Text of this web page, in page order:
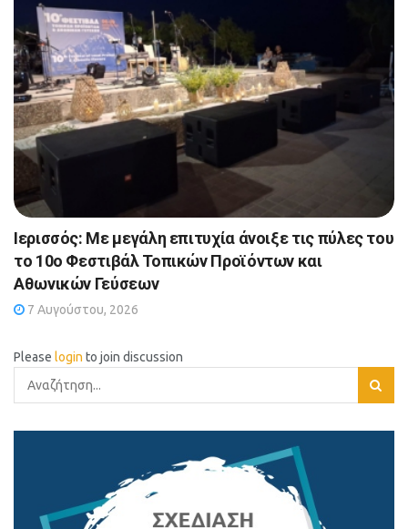
Ιερισσός: Με μεγάλη επιτυχία άνοιξε τις πύλες του
το 10ο Φεστιβάλ Τοπικών Προϊόντων και
Αθωνικών Γεύσεων
7 Αυγούστου, 2026
Please login to join discussion